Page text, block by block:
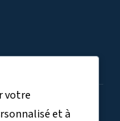
votre
et à